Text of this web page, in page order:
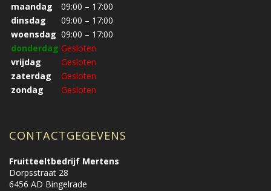
maandag
09:00 – 17:00
dinsdag
09:00 – 17:00
woensdag 09:00 – 17:00
donderdag Gesloten
vrijdag
Gesloten
zaterdag
Gesloten
zondag
Gesloten
CONTACTGEGEVENS
Fruitteeltbedrijf Mertens
Dorpsstraat 28
6456 AD Bingelrade